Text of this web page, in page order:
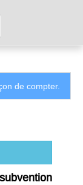
de compter.